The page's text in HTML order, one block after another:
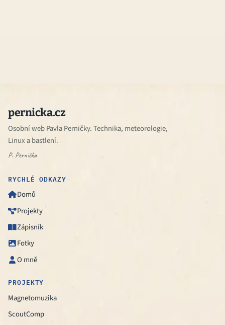
pernicka.cz
Osobní web Pavla Perničky. Technika, meteorologie,
Linux a bastlení.
P. Pernička
RYCHLÉ ODKAZY
Domů
Projekty
Zápisník
 Fotky
 O mně
PROJEKTY
Magnetomuzika
ScoutComp